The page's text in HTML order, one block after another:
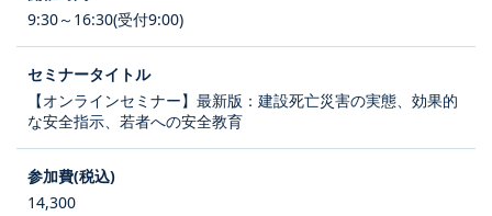
9:30～16:30(受付9:00)
【オンラインセミナー】最新版：建設死亡災害の実態、効果的
な安全指示、若者への安全教育
14,300